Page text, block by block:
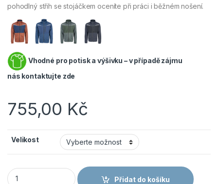
pohodlný střih se stojáčkem oceníte při práci i běžném nošení.
Vhodné pro potisk a výšivku – v případě zájmu
nás kontaktujte zde
755,00 Kč
Velikost
ČERVA STIRLING STRETCH - Pánská pracovní mikina / svetr
Přidat do košíku